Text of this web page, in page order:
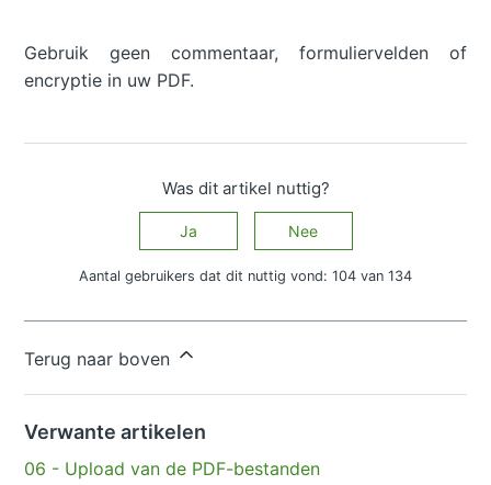
Gebruik geen commentaar, formuliervelden of
encryptie in uw PDF.
Was dit artikel nuttig?
Ja Nee
Aantal gebruikers dat dit nuttig vond: 104 van 134
Terug naar boven
Verwante artikelen
06 - Upload van de PDF-bestanden